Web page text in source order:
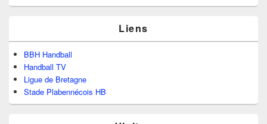
Liens
BBH Handball
Handball TV
Ligue de Bretagne
Stade Plabennécois HB